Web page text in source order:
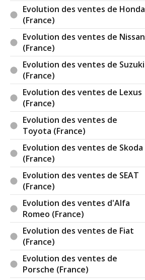
Evolution des ventes de Honda
(France)
Evolution des ventes de Nissan
(France)
Evolution des ventes de Suzuki
(France)
Evolution des ventes de Lexus
(France)
Evolution des ventes de
Toyota (France)
Evolution des ventes de Skoda
(France)
Evolution des ventes de SEAT
(France)
Evolution des ventes d'Alfa
Romeo (France)
Evolution des ventes de Fiat
(France)
Evolution des ventes de
Porsche (France)